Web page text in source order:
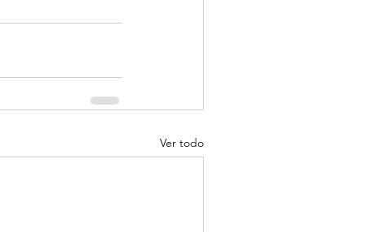
Ver todo